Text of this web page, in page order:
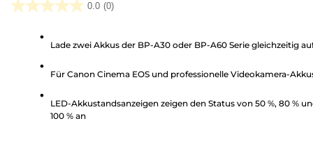
0.0 (0)
0.0
Sternen.
Lade zwei Akkus der BP-A30 oder BP-A60 Serie gleichzeitig
Für Canon Cinema EOS und professionelle Videokamera-
LED-Akkustandsanzeigen zeigen den Status von 50 %, 80 %
100 % an